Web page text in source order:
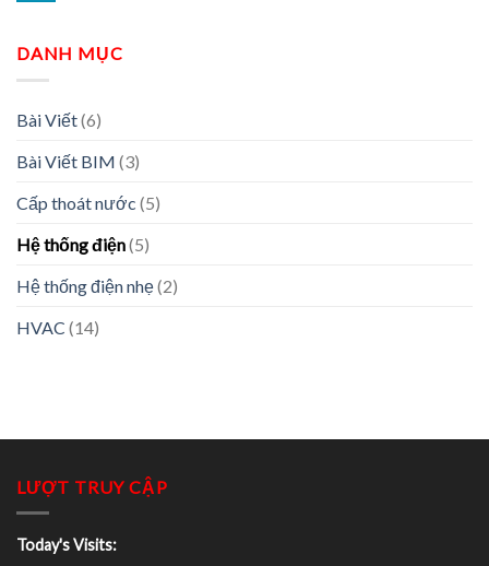
DANH MỤC
Bài Viết(6)
Bài Viết BIM (3)
Cấp thoát nước (5)
Hệ thống điện(5)
Hệ thống điện nhẹ(2)
HVAC (14)
LƯỢT TRUY CẬP
Today's Visits: